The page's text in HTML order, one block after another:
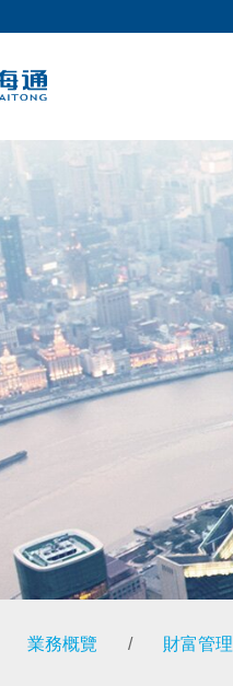
業務概覽 / 財富管理